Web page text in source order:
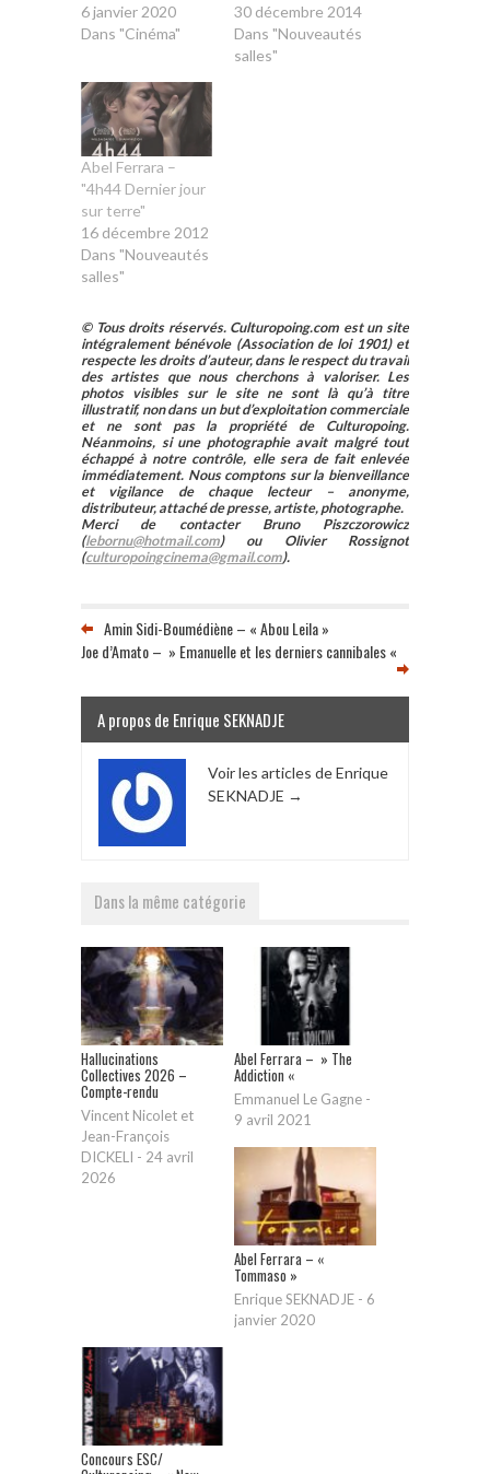
6 janvier 2020
Dans "Cinéma"
30 décembre 2014
Dans "Nouveautés
salles"
Abel Ferrara –
"4h44 Dernier jour
sur terre"
16 décembre 2012
Dans "Nouveautés
salles"
© Tous droits réservés. Culturopoing.com est un site
intégralement bénévole (Association de loi 1901) et
respecte les droits d’auteur, dans le respect du travail
des artistes que nous cherchons à valoriser. Les
photos visibles sur le site ne sont là qu’à titre
illustratif, non dans un but d’exploitation commerciale
et ne sont pas la propriété de Culturopoing.
Néanmoins, si une photographie avait malgré tout
échappé à notre contrôle, elle sera de fait enlevée
immédiatement. Nous comptons sur la bienveillance
et vigilance de chaque lecteur – anonyme,
distributeur, attaché de presse, artiste, photographe.
Merci de contacter Bruno Piszczorowicz
(lebornu@hotmail.com) ou Olivier Rossignot
(culturopoingcinema@gmail.com).
Amin Sidi-Boumédiène – « Abou Leila »
Joe d’Amato – » Emanuelle et les derniers cannibales «
A propos de Enrique SEKNADJE
Voir les articles de Enrique
SEKNADJE →
Dans la même catégorie
Hallucinations
Collectives 2026 –
Compte-rendu
Vincent Nicolet et
Jean-François
DICKELI - 24 avril
2026
Abel Ferrara – » The
Addiction «
Emmanuel Le Gagne -
9 avril 2021
Abel Ferrara – «
Tommaso »
Enrique SEKNADJE - 6
janvier 2020
Concours ESC/